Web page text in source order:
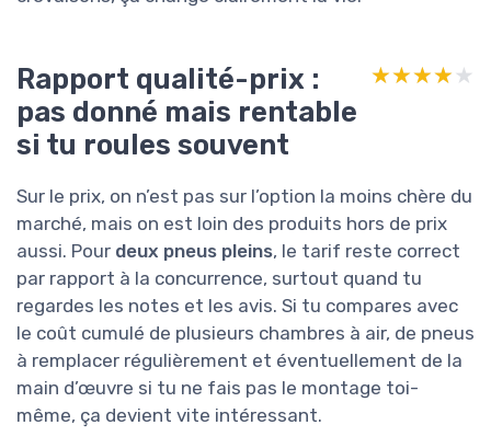
Rapport qualité-prix :
pas donné mais rentable
si tu roules souvent
★★★★★
★★★★★
Sur le prix, on n’est pas sur l’option la moins chère du
marché, mais on est loin des produits hors de prix
aussi. Pour deux pneus pleins, le tarif reste correct
par rapport à la concurrence, surtout quand tu
regardes les notes et les avis. Si tu compares avec
le coût cumulé de plusieurs chambres à air, de pneus
à remplacer régulièrement et éventuellement de la
main d’œuvre si tu ne fais pas le montage toi-
même, ça devient vite intéressant.